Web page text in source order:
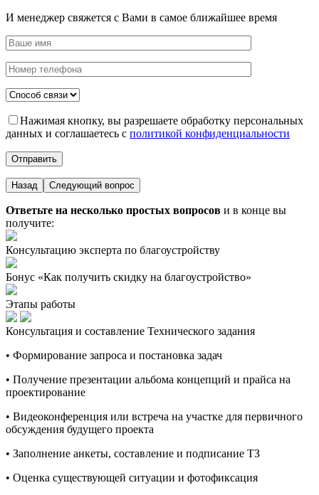
И менеджер свяжется с Вами в самое ближайшее время
Нажимая кнопку, вы разрешаете обработку персональных
данных и соглашаетесь с политикой конфиденциальности
Назад Следующий вопрос
Ответьте на несколько простых вопросов и в конце вы
получите:
Консультацию эксперта по благоустройству
Бонус «Как получить скидку на благоустройство»
Этапы работы
Консультация и составление Технического задания
• Формирование запроса и постановка задач
• Получение презентации альбома концепций и прайса на
проектирование
• Видеоконференция или встреча на участке для первичного
обсуждения будущего проекта
• Заполнение анкеты, составление и подписание ТЗ
• Оценка существующей ситуации и фотофиксация